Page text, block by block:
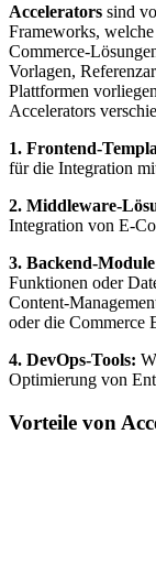
Accelerators sind
Frameworks,
Commerce-
Vorlagen,
Plattformen
Accelerators
1. Frontend-
für die Integration
2. Middleware-
Integration von E-
3. Backend-
Funktionen oder
Content-
oder die Commerce
4. DevOps-Tools:
Optimierung von
Vorteile von